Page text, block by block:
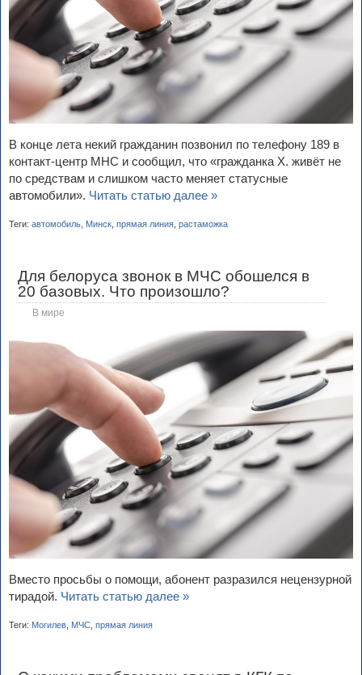
В конце лета некий гражданин позвонил по телефону 189 в
контакт-центр МНС и сообщил, что «гражданка Х. живёт не
по средствам и слишком часто меняет статусные
автомобили». Читать статью далее »
Теги: автомобиль Минск прямая линия растаможка
Для белоруса звонок в МЧС обошелся в
20 базовых. Что произошло?
В мире
Вместо просьбы о помощи, абонент разразился нецензурной
тирадой. Читать статью далее »
Теги: Могилев МЧС прямая линия